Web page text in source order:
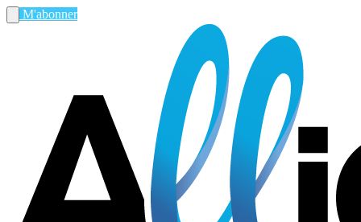
M'abonner